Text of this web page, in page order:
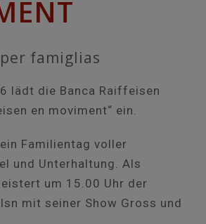
famiglias
lädt die Banca Raiffeisen
en moviment“ ein.
Familientag voller
und Unterhaltung. Als
um 15.00 Uhr der
mit seiner Show Gross und